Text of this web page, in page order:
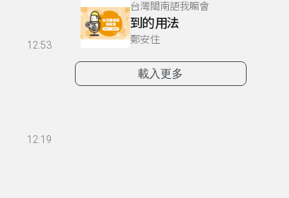
12:53
12:19
台灣閩南語我嘛會
到的用法
鄭安住
載入更多